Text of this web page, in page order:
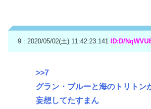
9 : 2020/05/02(土) 11:42:23.141 ID:D/
>>7
グラン・ブルーと海のトリトン
妄想してたすまん